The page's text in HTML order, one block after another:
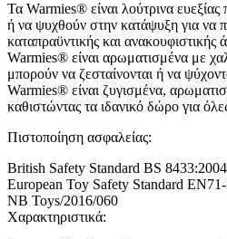
Τα Warmies® είναι λούτρινα
ή να ψυχθούν στην κατάψυξη για να
καταπραϋντικής και
Warmies® είναι αρωματισμένα με
μπορούν να ζεσταίνονται ή να
Warmies® είναι ζυγισμένα,
καθιστώντας τα ιδανικό δώρο για όλες
Πιστοποίηση ασφαλείας:
British Safety Standard BS 8433:2004
European Toy Safety Standard
NB Toys/2016/060
Χαρακτηριστικά: